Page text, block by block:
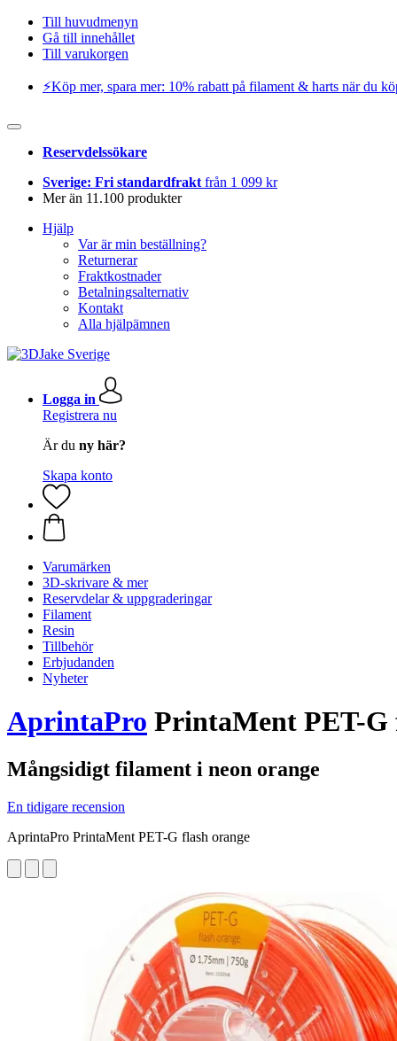
Till huvudmenyn
Gå till innehållet
Till varukorgen
⚡️Köp mer, spara mer: 10% rabatt på filament & harts när du
Reservdelssökare
Sverige: Fri standardfrakt från 1 099 kr
Mer än 11.100 produkter
Hjälp
Var är min beställning?
Returnerar
Fraktkostnader
Betalningsalternativ
Kontakt
Alla hjälpämnen
Logga in
Registrera nu
Är du ny här?
Skapa konto
Varumärken
3D-skrivare & mer
Reservdelar & uppgraderingar
Filament
Resin
Tillbehör
Erbjudanden
Nyheter
AprintaPro PrintaMent PET-G
Mångsidigt filament i neon orange
En tidigare recension
AprintaPro PrintaMent PET-G flash orange